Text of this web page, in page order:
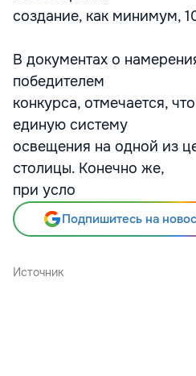
создание, как минимум,
В документах о
победителем
конкурса, отмечается,
единую систему
освещения на одной из
столицы. Конечно же,
при усло
Подпишитесь на
Источник